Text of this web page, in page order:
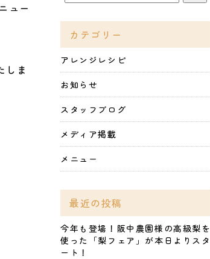
ュー
しま
カテゴリー
アレンジレシピ
お知らせ
スタッフブログ
メディア掲載
メニュー
最近の投稿
今年も登場！阪中農園様の高級梨を
使った「梨フェア」が本日よりスタ
ート！